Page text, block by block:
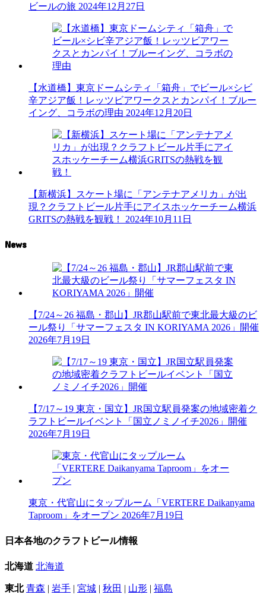
ビールの旅 2024年12月27日
【水道橋】東京ドームシティ「箱舟」でビール×シビ
辛アジア飯！レッツビアワークスとカンパイ！ブルー
イング、コラボの理由 2024年12月20日
【新横浜】スケート場に「アンテナアメリカ」が出
現？クラフトビール片手にアイスホッケーチーム横浜
GRITSの熱戦を観戦！
2024年10月11日
News
【7/24～26 福島・郡山】JR郡山駅前で東北最大級のビ
ール祭り「サマーフェスタ IN KORIYAMA 2026」開催
2026年7月19日
【7/17～19 東京・国立】JR国立駅員発案の地域密着ク
ラフトビールイベント「国立ノミノイチ2026」開催
2026年7月19日
東京・代官山にタップルーム「VERTERE Daikanyama
Taproom」をオープン 2026年7月19日
日本各地のクラフトビール情報
北海道 北海道
東北 青森 | 岩手 | 宮城 | 秋田 | 山形 | 福島